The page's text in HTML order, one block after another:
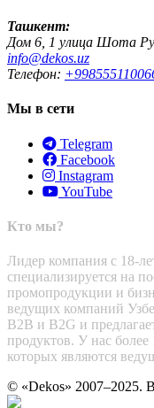
Ташкент:
Дом 6, 1 улица Шота
info@dekos.uz
Телефон:
Мы в сети
Telegram
Facebook
Instagram
YouTube
Кто мы?
Лидер компания с 18-
специализируется на
промопродукции и
ведущих компаний
B2B и B2G и
продуктов. У нас
которых являются
© «Dekos» 2007–2025.